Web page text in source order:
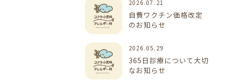
2026.07.21
自費ワクチン価格改定
のお知らせ
2026.05.29
365日診療について大切
なお知らせ